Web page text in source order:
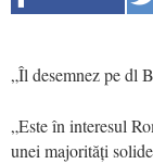
„Îl desemnez pe dl
„Este în interesul
unei majorități